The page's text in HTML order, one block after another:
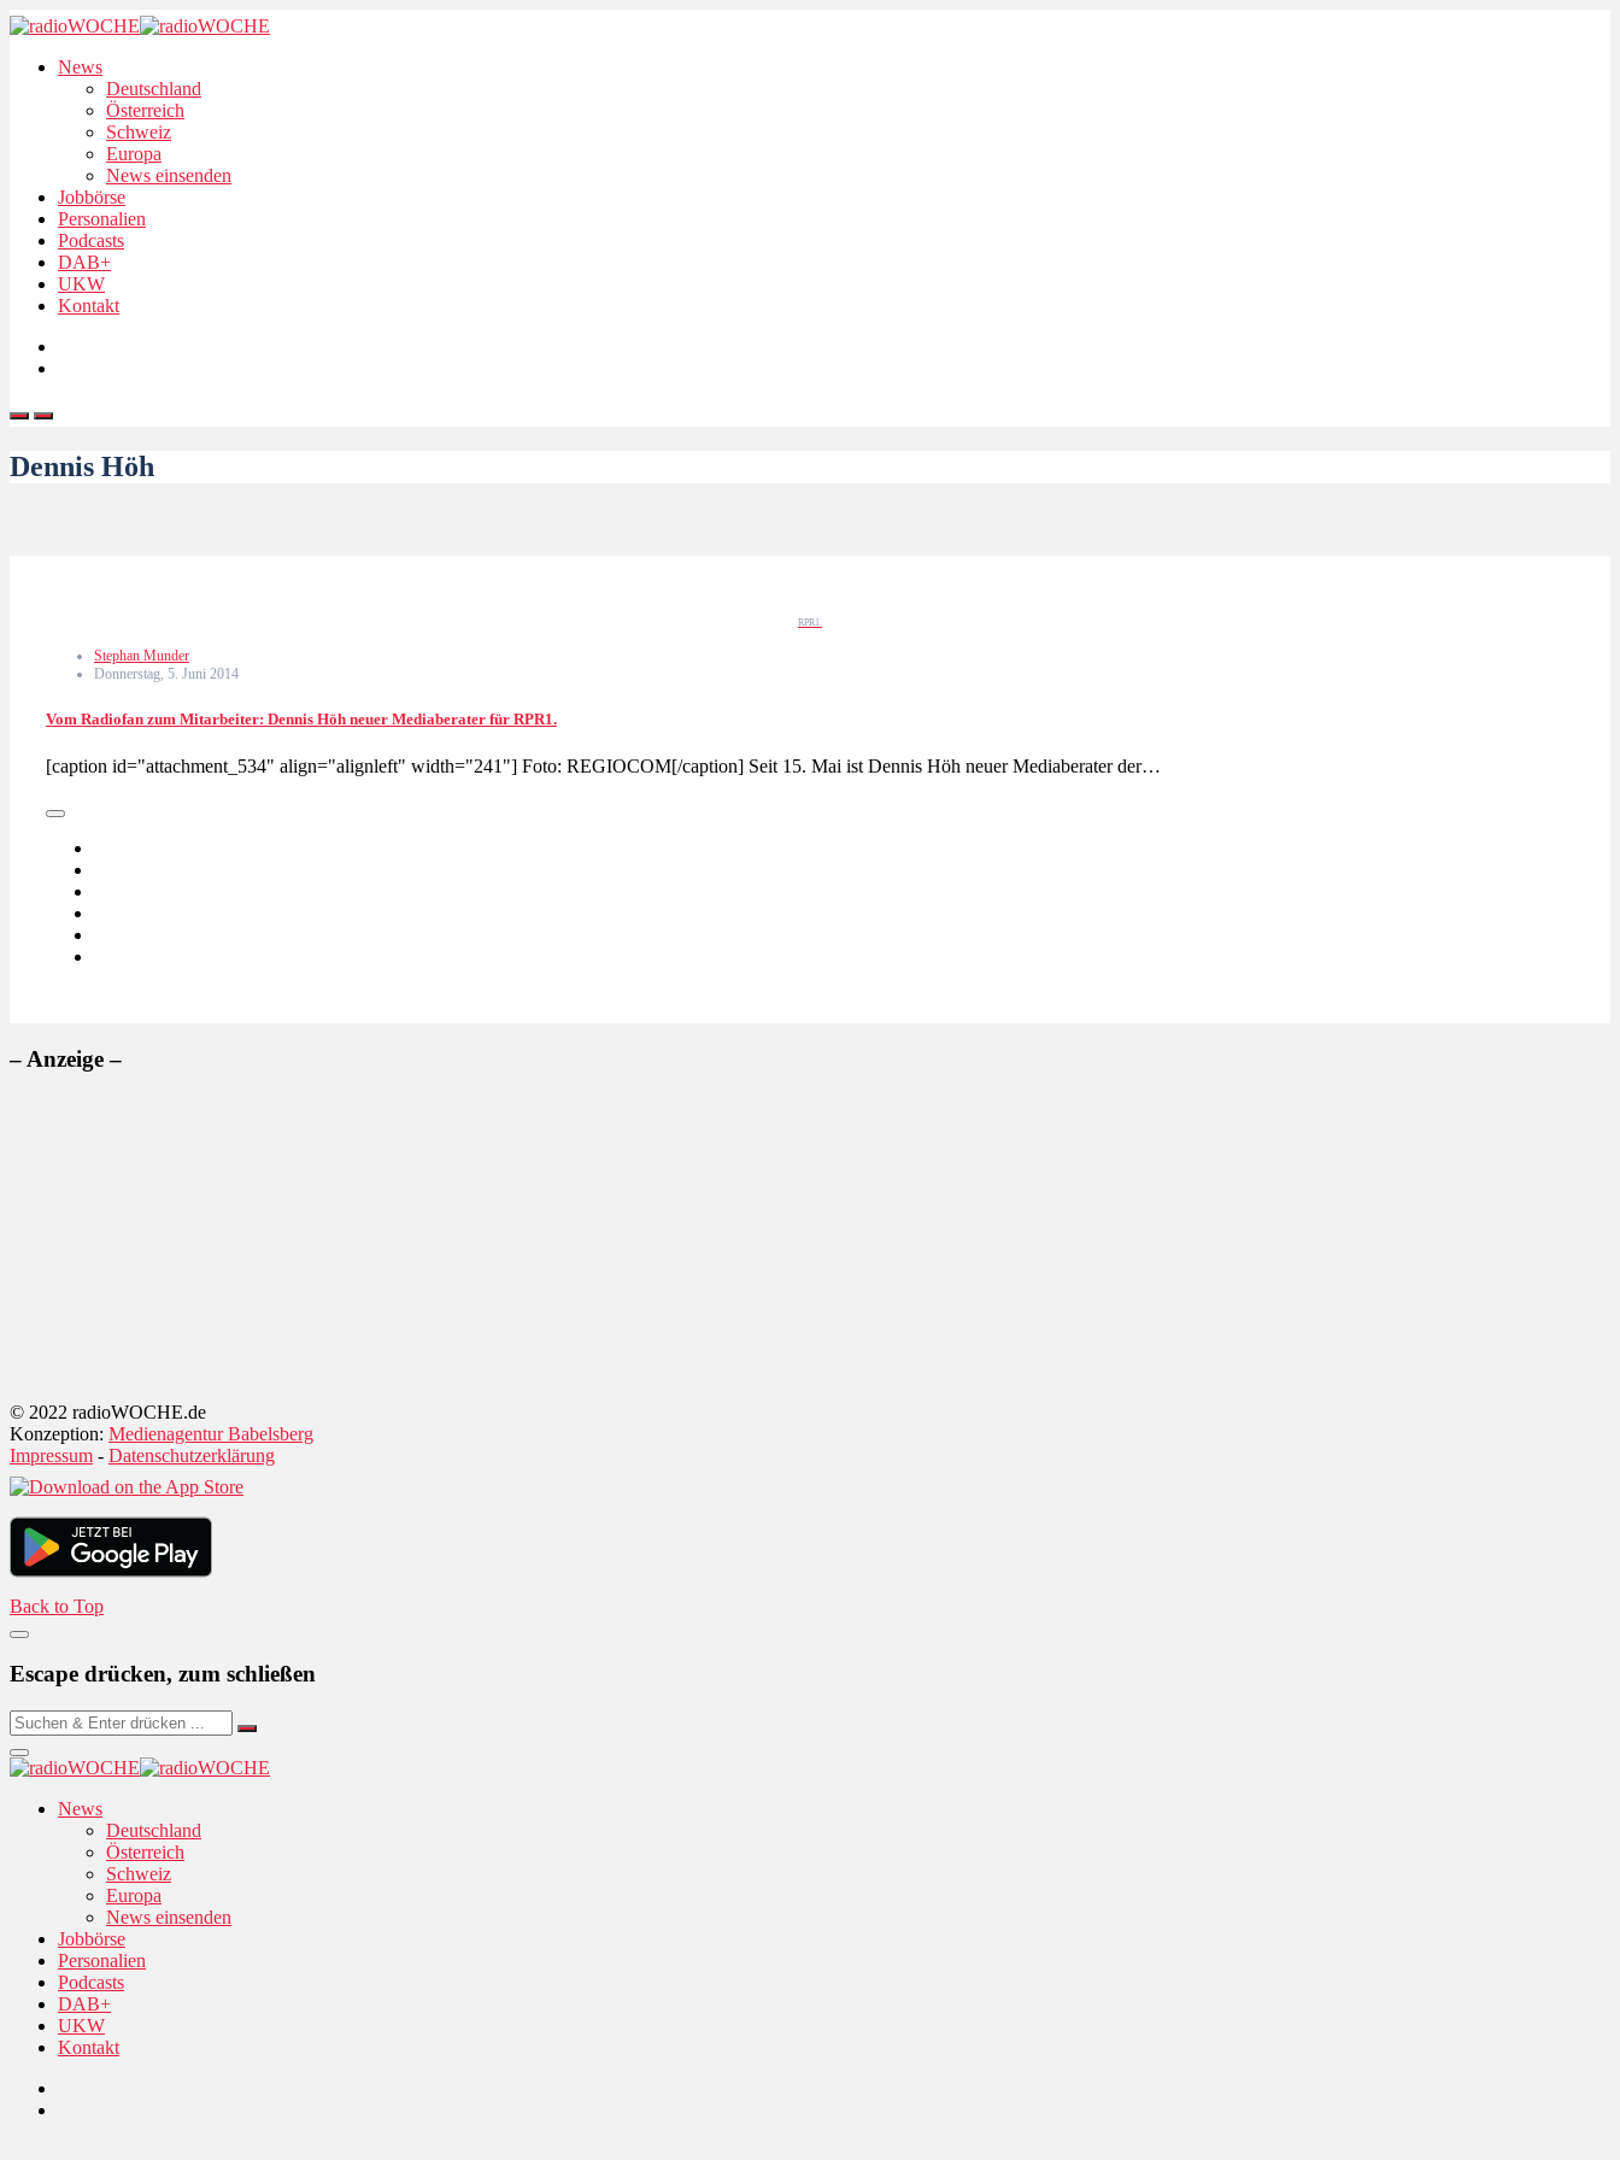
News
Deutschland
Österreich
Schweiz
Europa
News einsenden
Jobbörse
Personalien
Podcasts
DAB+
UKW
Kontakt
Dennis Höh
RPR1.
Stephan Munder
Donnerstag, 5. Juni 2014
Vom Radiofan zum Mitarbeiter: Dennis Höh neuer Mediaberater für RPR1.
[caption id="attachment_534" align="alignleft" width="241"] Foto: REGIOCOM[/caption] Seit 15. Mai ist Dennis Höh neuer Mediaberater der…
– Anzeige –
© 2022 radioWOCHE.de
Konzeption: Medienagentur Babelsberg
Impressum - Datenschutzerklärung
Back to Top
Escape drücken, zum schließen
News
Deutschland
Österreich
Schweiz
Europa
News einsenden
Jobbörse
Personalien
Podcasts
DAB+
UKW
Kontakt